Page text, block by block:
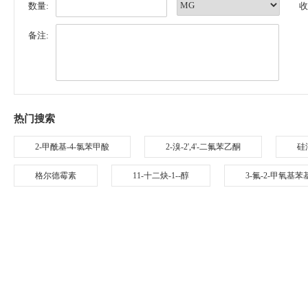
数量:
备注:
热门搜索
2-甲酰基-4-氯苯甲酸 2-溴-2',4'-二氟苯乙酮 硅
格尔德霉素 11-十二炔-1--醇 3-氟-2-甲氧基苯